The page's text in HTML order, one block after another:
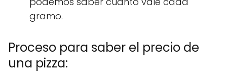
gramo.
Proceso para saber el precio de
una pizza: